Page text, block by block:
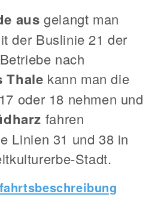
aus gelangt man
der Buslinie 21 der
nach
Thale kann man die
oder 18 nehmen und
fahren
Linien 31 und 38 in
Stadt.